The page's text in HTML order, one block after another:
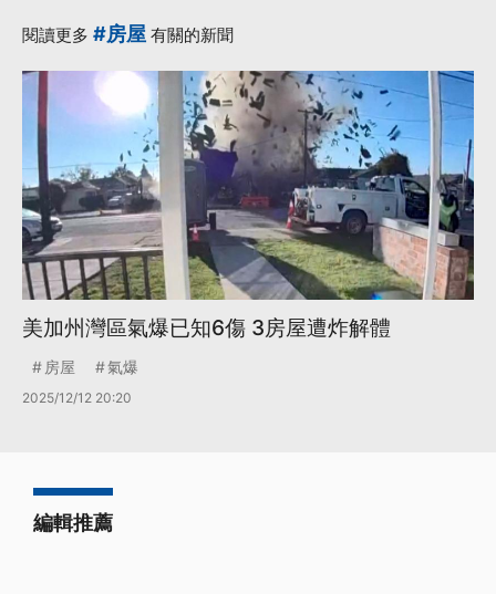
閱讀更多 #房屋 有關的新聞
美加州灣區氣爆已知6傷 3房屋遭炸解體
房屋 氣爆
2025/12/12 20:20
編輯推薦